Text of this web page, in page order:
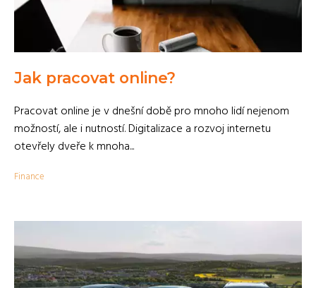
Jak pracovat online?
Pracovat online je v dnešní době pro mnoho lidí nejenom
možností, ale i nutností. Digitalizace a rozvoj internetu
otevřely dveře k mnoha...
Finance